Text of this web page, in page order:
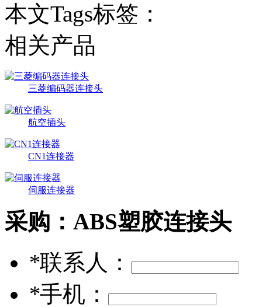
本文Tags标签：
相关产品
三菱编码器连接头
航空插头
CN1连接器
伺服连接器
采购： ABS塑胶连接头
*联系人：
*手机：